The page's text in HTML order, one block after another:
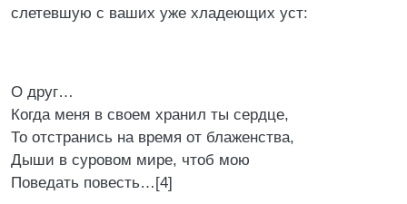
слетевшую с ваших уже хладеющих уст:
О друг…
Когда меня в своем хранил ты сердце,
То отстранись на время от блаженства,
Дыши в суровом мире, чтоб мою
Поведать повесть…[4]